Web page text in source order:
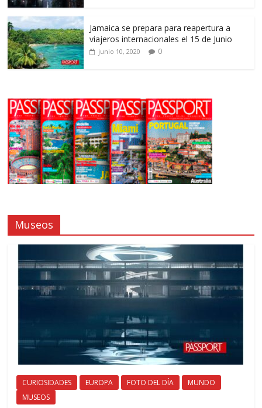
Jamaica se prepara para reapertura a
viajeros internacionales el 15 de Junio
junio 10, 2020 0
Museos
CURIOSIDADES EUROPA FOTO DEL DÍA
MUNDO
MUSEOS